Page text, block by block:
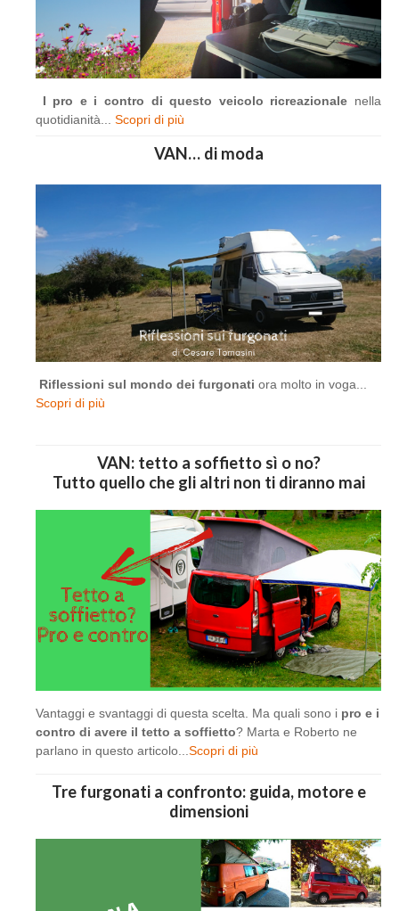
I pro e i contro di questo veicolo ricreazionale nella
quotidianità... Scopri di più
VAN… di moda
Riflessioni sul mondo dei furgonati ora molto in voga...
Scopri di più
VAN: tetto a soffietto sì o no?
Tutto quello che gli altri non ti diranno mai
Vantaggi e svantaggi di questa scelta. Ma quali sono i pro e i
contro di avere il tetto a soffietto? Marta e Roberto ne
parlano in questo articolo... Scopri di più
Tre furgonati a confronto: guida, motore e
dimensioni